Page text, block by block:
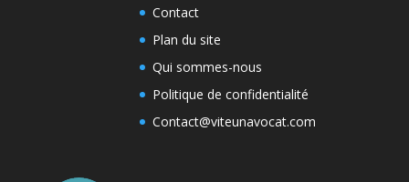
Contact
Plan du site
Qui sommes-nous
Politique de confidentialité
Contact@viteunavocat.com